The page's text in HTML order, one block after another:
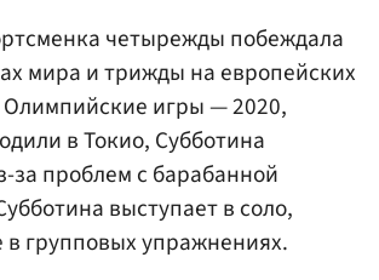
четырежды побеждала
мира и трижды на европейских
игры — 2020,
в Токио, Субботина
за проблем с барабанной
выступает в соло,
в групповых упражнениях.